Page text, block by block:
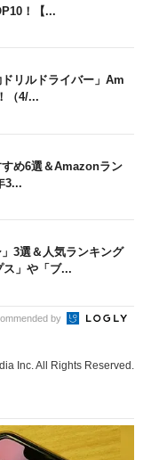
！【...
リルドライバー」Am
（4/...
すめ6選＆Amazonラン
3...
3選＆人気ランキング
」や「ブ...
by
Inc. All Rights Reserved.